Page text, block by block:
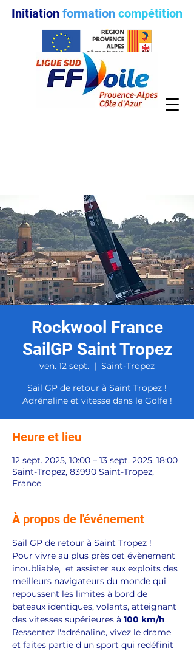
Initiation formation compétition
Rockwool France
SailGP Saint Tropez
ven. 12 sept.
  |
Saint-Tropez
Sail GP de retour à Saint Tropez !
Adrénaline et vitesse dans le Golfe !
Heure et lieu
12 sept. 2025, 10:00 – 13 sept. 2025, 18:00
Saint-Tropez, 83990 Saint-Tropez,
France
À propos de l'événement
Sail GP de retour à Saint Tropez !
Pour vivre au plus près cet évènement
inoubliable,  et assister aux exploits des
meilleurs navigateurs du monde qui
repoussent les limites à bord de
bateaux identiques, volants, atteignant
des vitesses supérieures à 100 km/h.
Ressentez l'adrénaline, vivez le drame
et faites partie d'un sport qui redéfinit